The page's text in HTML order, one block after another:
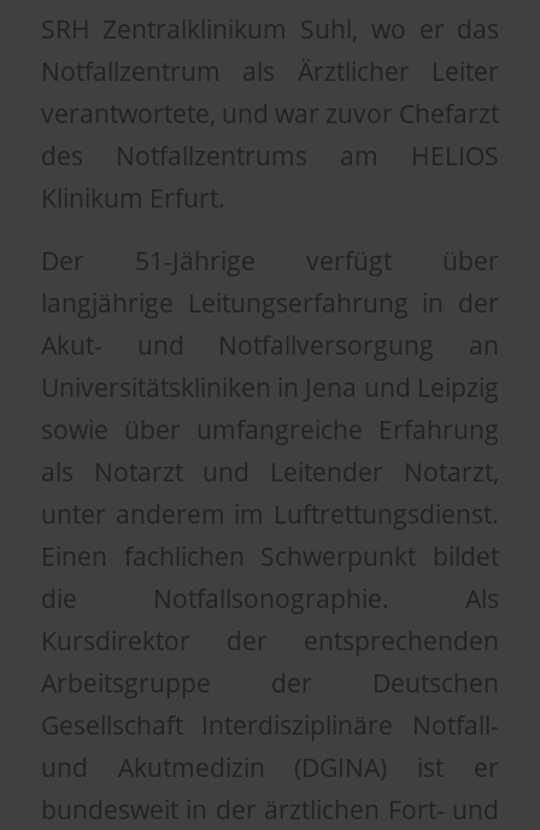
SRH Zentralklinikum Suhl, wo er das
Notfallzentrum als Ärztlicher Leiter
verantwortete, und war zuvor Chefarzt
des Notfallzentrums am HELIOS
Klinikum Erfurt.
Der 51-Jährige verfügt über
langjährige Leitungserfahrung in der
Akut- und Notfallversorgung an
Universitätskliniken in Jena und Leipzig
sowie über umfangreiche Erfahrung
als Notarzt und Leitender Notarzt,
unter anderem im Luftrettungsdienst.
Einen fachlichen Schwerpunkt bildet
die Notfallsonographie. Als
Kursdirektor der entsprechenden
Arbeitsgruppe der Deutschen
Gesellschaft Interdisziplinäre Notfall-
und Akutmedizin (DGINA) ist er
bundesweit in der ärztlichen Fort- und